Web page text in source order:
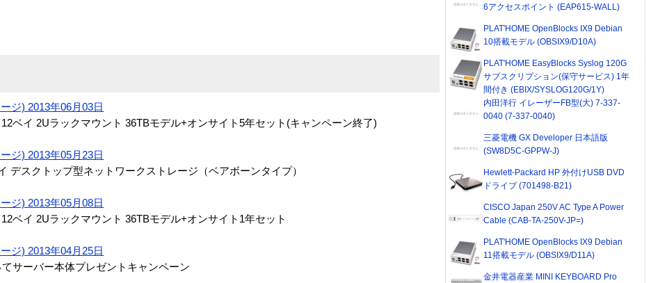
ジ) 2013年06月03日
イ 2Uラックマウント 36TBモデル+オンサイト5年セット(キャンペーン終了)
ジ) 2013年05月23日
スクトップ型ネットワークストレージ（ベアボーンタイプ）
ジ) 2013年05月08日
イ 2Uラックマウント 36TBモデル+オンサイト1年セット
ジ) 2013年04月25日
ーバー本体プレゼントキャンペーン
6アクセスポイント (EAP615-WALL)
PLAT'HOME OpenBlocks IX9 Debian
10搭載モデル (OBSIX9/D10A)
PLAT'HOME EasyBlocks Syslog 120G
サブスクリプション(保守サービス) 1年
間付き (EBIX/SYSLOG120G/1Y)
内田洋行 イレーザーFB型(大) 7-337-
0040 (7-337-0040)
三菱電機 GX Developer 日本語版
(SW8D5C-GPPW-J)
Hewlett-Packard HP 外付けUSB DVD
ドライブ (701498-B21)
CISCO Japan 250V AC Type A Power
Cable (CAB-TA-250V-JP=)
PLAT'HOME OpenBlocks IX9 Debian
11搭載モデル (OBSIX9/D11A)
金井電器産業 MINI KEYBOARD Pro